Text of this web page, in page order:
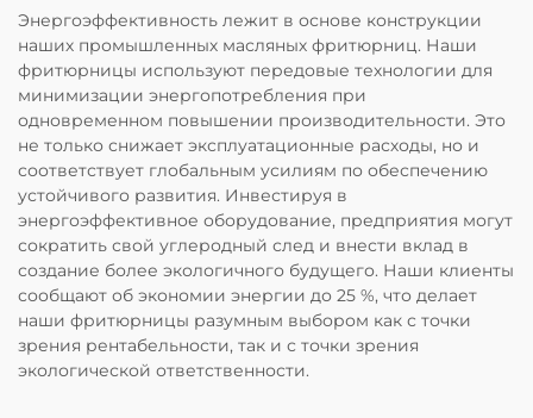
Энергоэффективность лежит в основе конструкции
наших промышленных масляных фритюрниц. Наши
фритюрницы используют передовые технологии для
минимизации энергопотребления при
одновременном повышении производительности. Это
не только снижает эксплуатационные расходы, но и
соответствует глобальным усилиям по обеспечению
устойчивого развития. Инвестируя в
энергоэффективное оборудование, предприятия могут
сократить свой углеродный след и внести вклад в
создание более экологичного будущего. Наши клиенты
сообщают об экономии энергии до 25 %, что делает
наши фритюрницы разумным выбором как с точки
зрения рентабельности, так и с точки зрения
экологической ответственности.